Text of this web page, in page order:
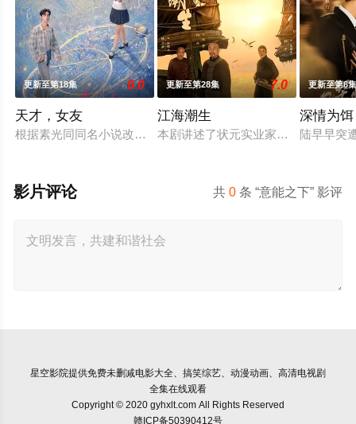
更新至第18集 6.0
天才，女友
根据素光同同名小说改编。江逾白长大以后，林知夏忽然对他
更新至第28集 7.0
江海潮生
本剧讲述了状元实业家张謇创办大生
更新至第6
深情为饵
陆早早突
共0 条 “意能之下” 影评
影片评论
星空影院提供免费未删减电影大全、搞笑综艺、动漫动画、高清电视剧
全集在线观看
Copyright © 2020 gyhxlt.com All Rights Reserved
赣ICP备50390412号